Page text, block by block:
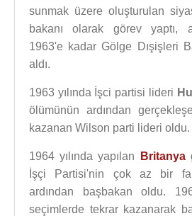
sunmak üzere oluşturulan
bakanı olarak görev yaptı,
1963'e kadar Gölge Dışişleri
aldı.
1963 yılında İşci partisi lideri
ölümünün ardından
kazanan Wilson parti lideri oldu.
1964 yılında yapılan Britanya
İşçi Partisi'nin çok az bir
ardından başbakan oldu.
seçimlerde tekrar kazanarak